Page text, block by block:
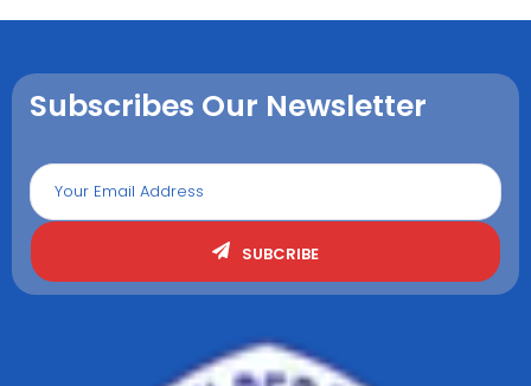
Subscribes Our Newsletter
SUBCRIBE